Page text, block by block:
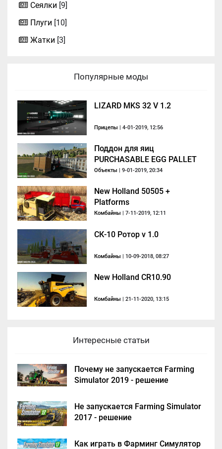
Сеялки [9]
Плуги [10]
Жатки [3]
Популярные моды
LIZARD MKS 32 V 1.2
Прицепы | 4-01-2019, 12:56
Поддон для яиц
PURCHASABLE EGG PALLET
V1.0.4.0
Объекты | 9-01-2019, 20:34
New Holland 50505 +
Platforms
Комбайны | 7-11-2019, 12:11
СК-10 Ротор v 1.0
Комбайны | 10-09-2018, 08:27
New Holland CR10.90
Комбайны | 21-11-2020, 13:15
Интересные статьи
Почему не запускается Farming
Simulator 2019 - решение
Не запускается Farming Simulator
2017 - решение
Как играть в Фарминг Симулятор